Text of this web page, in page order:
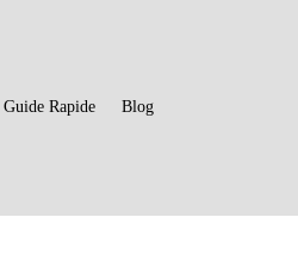
Guide Rapide Blog